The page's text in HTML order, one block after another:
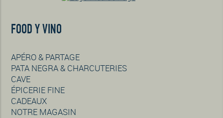
FOOD Y VINO
APÉRO & PARTAGE
PATA NEGRA & CHARCUTERIES
CAVE
ÉPICERIE FINE
CADEAUX
NOTRE MAGASIN